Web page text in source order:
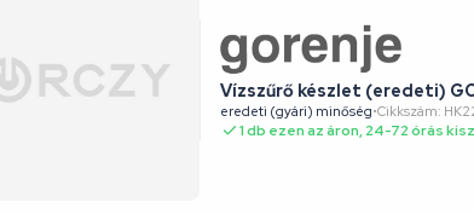
Vízszűrő készlet (eredeti)
eredeti (gyári) minőség•Cikkszám:
1 db ezen az áron, 24-72 órás